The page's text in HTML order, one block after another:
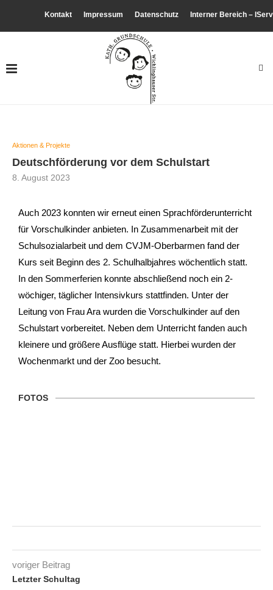
Kontakt Impressum Datenschutz Interner Bereich – IServ
Aktionen & Projekte
Deutschförderung vor dem Schulstart
8. August 2023
Auch 2023 konnten wir erneut einen Sprachförderunterricht
für Vorschulkinder anbieten. In Zusammenarbeit mit der
Schulsozialarbeit und dem CVJM-Oberbarmen fand der
Kurs seit Beginn des 2. Schulhalbjahres wöchentlich statt.
In den Sommerferien konnte abschließend noch ein 2-
wöchiger, täglicher Intensivkurs stattfinden. Unter der
Leitung von Frau Ara wurden die Vorschulkinder auf den
Schulstart vorbereitet. Neben dem Unterricht fanden auch
kleinere und größere Ausflüge statt. Hierbei wurden der
Wochenmarkt und der Zoo besucht.
FOTOS
voriger Beitrag
Letzter Schultag